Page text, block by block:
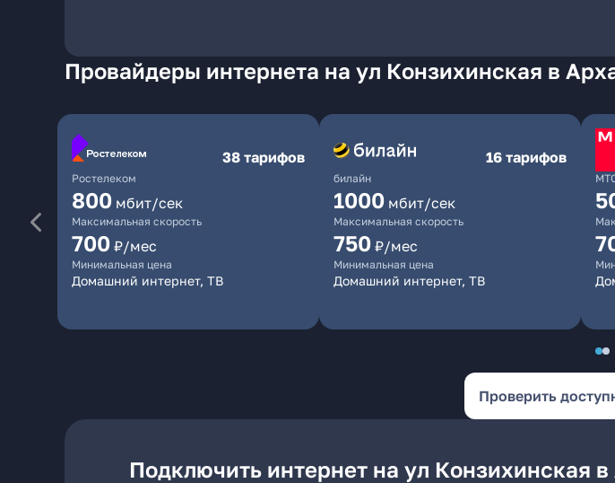
Провайдеры интернета на ул Конзихинская в
Ростелеком
38 тарифов
800 мбит/сек
Максимальная скорость
700 ₽/мес
Минимальная цена
Домашний интернет, ТВ
билайн
16 тарифов
1000 мбит/сек
Максимальная скорость
750 ₽/мес
Минимальная цена
Домашний интернет, ТВ
Проверить
Подключить интернет на ул Конзихинская в